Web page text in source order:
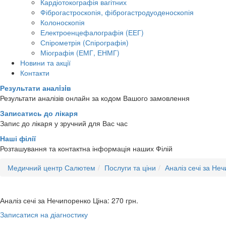
Фіброгастроскопія, фіброгастродуоденоскопія
Колоноскопія
Електроенцефалографія (ЕЕГ)
Спірометрія (Спірографія)
Міографія (ЕМГ, ЕНМГ)
Новини та акції
Контакти
Результати аналiзiв
Результати аналізів онлайн за кодом Вашого замовлення
Записатись до лікаря
Запис до лікаря у зручний для Вас час
Наші філії
Розташування та контактна інформація наших Філій
Медичний центр Салютем
Послуги та ціни Аналіз сечі за
Аналіз сечі за Нечипоренко Ціна: 270 грн.
Записатися на діагностику